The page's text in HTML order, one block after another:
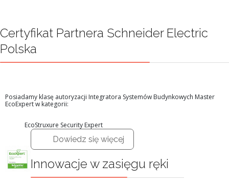
Certyfikat Partnera Schneider Electric
Polska
Posiadamy klasę autoryzacji Integratora Systemów Budynkowych Master
EcoExpert w kategorii:
EcoStruxure Security Expert
Dowiedz się więcej
Innowacje w zasięgu ręki